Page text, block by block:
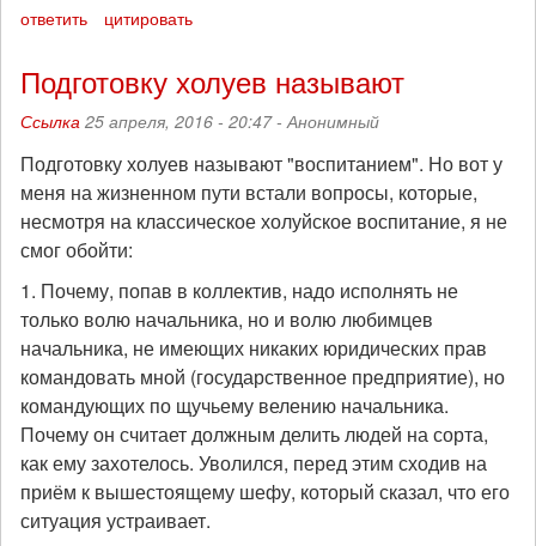
ответить цитировать
Подготовку холуев называют
Ссылка 25 апреля, 2016 - 20:47 -Анонимный
Подготовку холуев называют "воспитанием". Но вот у
меня на жизненном пути встали вопросы, которые,
несмотря на классическое холуйское воспитание, я не
смог обойти:
1. Почему, попав в коллектив, надо исполнять не
только волю начальника, но и волю любимцев
начальника, не имеющих никаких юридических прав
командовать мной (государственное предприятие), но
командующих по щучьему велению начальника.
Почему он считает должным делить людей на сорта,
как ему захотелось. Уволился, перед этим сходив на
приём к вышестоящему шефу, который сказал, что его
ситуация устраивает.